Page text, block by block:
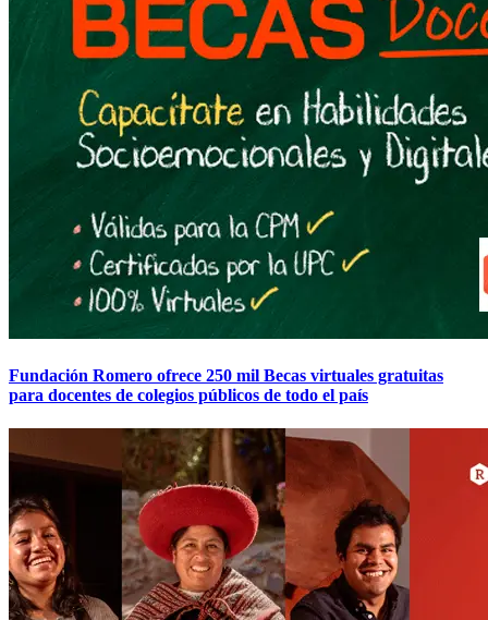
Fundación Romero ofrece 250 mil Becas virtuales gratuitas
para docentes de colegios públicos de todo el país